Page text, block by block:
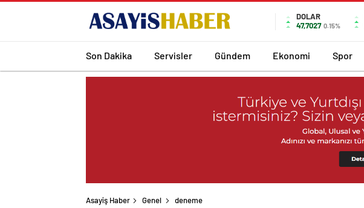
DOLAR
47,7027 0.15%
Son Dakika Servisler Gündem Ekonomi Spor
Asayiş Haber Genel deneme